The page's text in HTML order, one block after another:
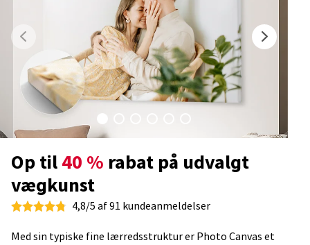
Op til40 % rabat på udvalgt
vægkunst
4,8/5 af 91 kundeanmeldelser
Med sin typiske fine lærredsstruktur er Photo Canvas et